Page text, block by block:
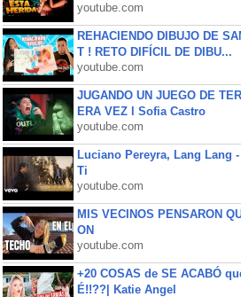
youtube.com
REHACIENDO DIBUJO DE
T ! RETO DIFÍCIL DE DIBU...
youtube.com
JUGANDO UN JUEGO DE
ERA VEZ l Sofia Castro
youtube.com
Luciano Pereyra, Lang Lang
Ti
youtube.com
MIS VECINOS PENSARON
ON
youtube.com
+20 COSAS de SE ACABÓ
É!!??| Katie Angel